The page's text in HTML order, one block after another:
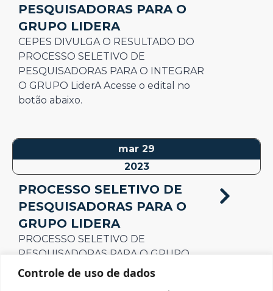
Controle de uso de dados
PESQUISADORAS PARA O
GRUPO LIDERA
CEPES DIVULGA O RESULTADO DO
PROCESSO SELETIVO DE
PESQUISADORAS PARA O INTEGRAR
O GRUPO LiderA Acesse o edital no
botão abaixo.
mar 29
2023
PROCESSO SELETIVO DE
PESQUISADORAS PARA O
GRUPO LIDERA
PROCESSO SELETIVO DE
PESQUISADORAS PARA O GRUPO
LiderA Líder: Profa. Marilda de Paula